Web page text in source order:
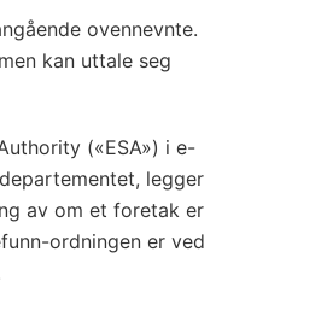
ovennevnte.
kan uttale seg
(«ESA») i e-
legger
av om et foretak er
ordningen er ved